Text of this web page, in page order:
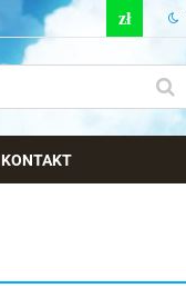
KONTAKT